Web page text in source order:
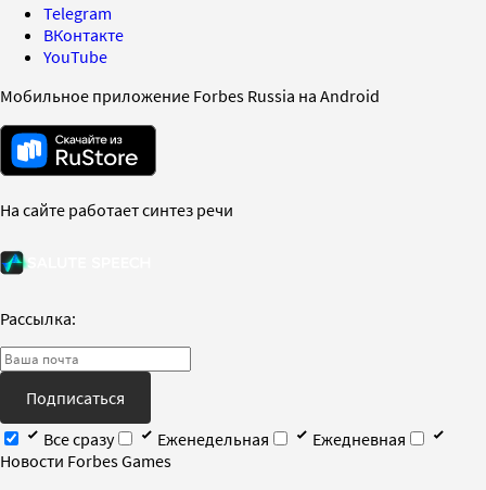
Telegram
ВКонтакте
YouTube
Мобильное приложение Forbes Russia на Android
На сайте работает синтез речи
Рассылка:
Подписаться
Все сразу
Еженедельная
Ежедневная
Новости Forbes Games